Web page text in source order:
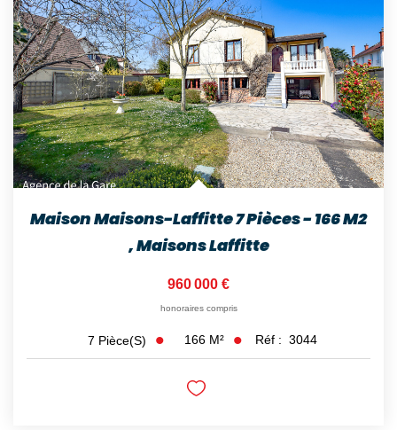
Maison Maisons-Laffitte 7 Pièces - 166 M2
,Maisons Laffitte
960 000 €
honoraires compris
7 Pièce(s) 166 M² Réf : 3044